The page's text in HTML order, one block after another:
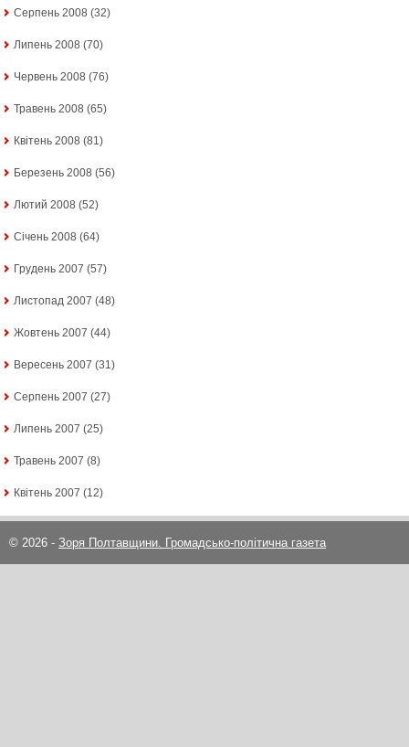
Серпень 2008 (32)
Липень 2008 (70)
Червень 2008 (76)
Травень 2008 (65)
Квітень 2008 (81)
Березень 2008 (56)
Лютий 2008 (52)
Січень 2008 (64)
Грудень 2007 (57)
Листопад 2007 (48)
Жовтень 2007 (44)
Вересень 2007 (31)
Серпень 2007 (27)
Липень 2007 (25)
Травень 2007 (8)
Квітень 2007 (12)
© 2026 - Зоря Полтавщини. Громадсько-політична газета